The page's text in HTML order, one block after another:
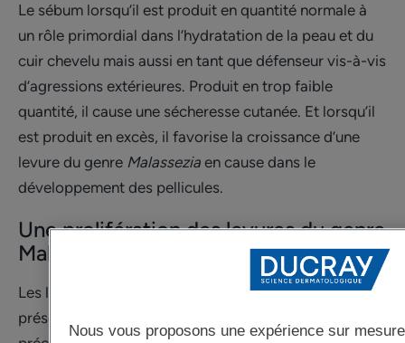
Le sébum lorsqu’il est produit en quantité normale à
un rôle primordial dans l’hydratation de la peau et du
cuir chevelu mais aussi en tant que défenseur vis-à-vis
d’agressions extérieures. Produit en trop faible
quantité, il cause une sécheresse cutanée. Et lorsqu’il
est produit en excès, il favorise la croissance d’une
levure du genre Malassezia en cause dans le
développement des pellicules.
Une prolifération des levures du genre
Malassezia
Les levures du genre
sont naturellement
présentes à la surface du cuir chevelu. Dans le cas
Nous vous proposons une expérience sur